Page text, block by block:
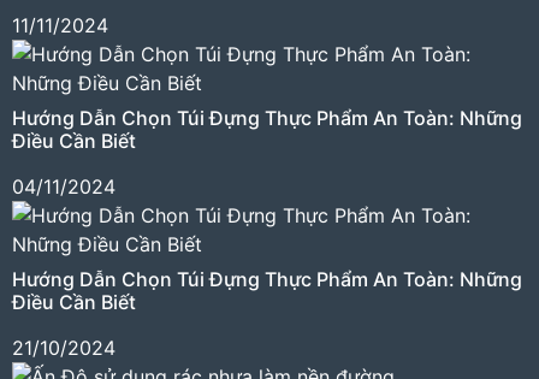
11/11/2024
Hướng Dẫn Chọn Túi Đựng Thực Phẩm An Toàn: Những
Điều Cần Biết
04/11/2024
Hướng Dẫn Chọn Túi Đựng Thực Phẩm An Toàn: Những
Điều Cần Biết
21/10/2024